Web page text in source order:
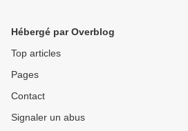
Hébergé par Overblog
Top articles
Pages
Contact
Signaler un abus